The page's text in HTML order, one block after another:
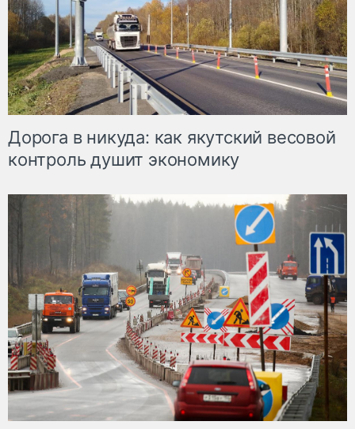
Дорога в никуда: как якутский весовой
контроль душит экономику